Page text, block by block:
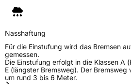
M+S
VerstärktXL
EU Label
EffizienzD
Nasshaftung
Für die Einstufung wird das Bremsen
gemessen.
Die Einstufung erfolgt in die Klassen A
E (längster Bremsweg). Der Bremsweg
um rund 3 bis 6 Meter.